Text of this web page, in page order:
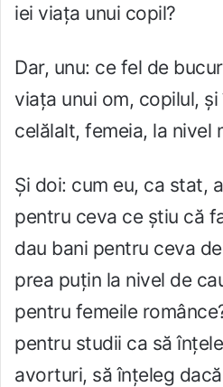
iei viața unui copil?
Dar, unu: ce fel de
viața unui om, copilul,
celălalt, femeia, la nivel
Și doi: cum eu, ca stat,
pentru ceva ce știu că
dau bani pentru ceva
prea puțin la nivel de
pentru femeile
pentru studii ca să
avorturi, să înțeleg